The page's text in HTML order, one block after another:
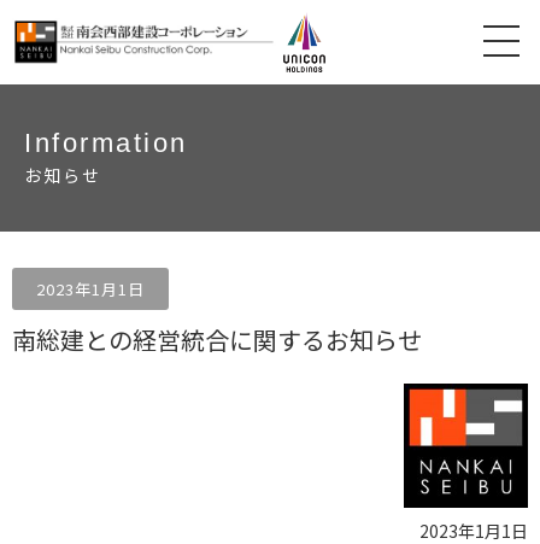
Information
お知らせ
2023年1月1日
南総建との経営統合に関するお知らせ
2023年1月1日